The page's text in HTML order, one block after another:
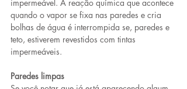
impermeável. A reação química que acontece
quando o vapor se fixa nas paredes e cria
bolhas de água é interrompida se, paredes e
teto, estiverem revestidos com tintas
impermeáveis.
Paredes limpas